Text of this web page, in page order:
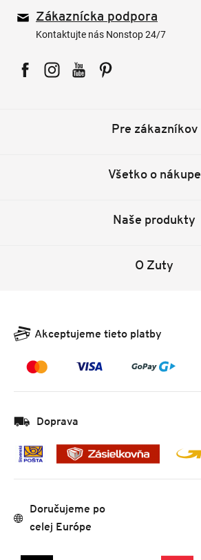
Zákaznícka podpora
Kontaktujte nás Nonstop 24/7
Pre zákazníkov
Všetko o nákupe
Naše produkty
O Zuty
Akceptujeme tieto platby
Doprava
Doručujeme po
celej Európe